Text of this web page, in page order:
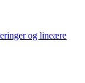
og lineære